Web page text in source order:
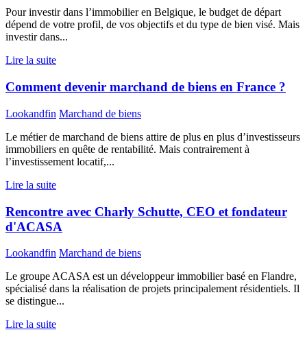
Pour investir dans l’immobilier en Belgique, le budget de départ
dépend de votre profil, de vos objectifs et du type de bien visé. Mais
investir dans...
Lire la suite
Comment devenir marchand de biens en France ?
Lookandfin Marchand de biens
Le métier de marchand de biens attire de plus en plus d’investisseurs
immobiliers en quête de rentabilité. Mais contrairement à
l’investissement locatif,...
Lire la suite
Rencontre avec Charly Schutte, CEO et fondateur
d'ACASA
Lookandfin Marchand de biens
Le groupe ACASA est un développeur immobilier basé en Flandre,
spécialisé dans la réalisation de projets principalement résidentiels. Il
se distingue...
Lire la suite